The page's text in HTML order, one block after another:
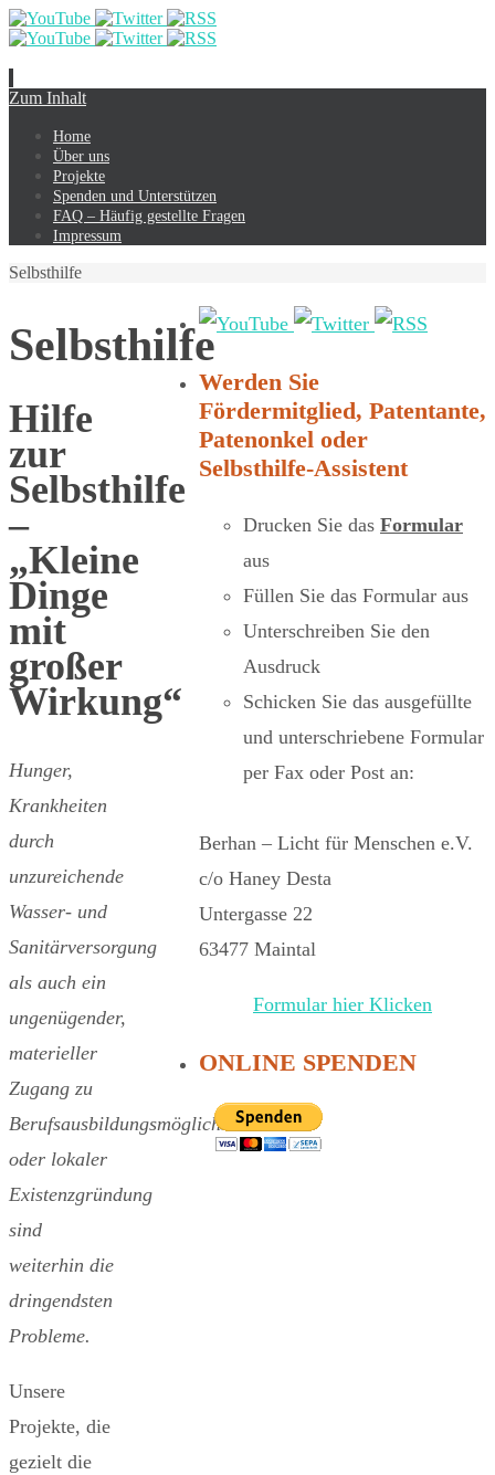
Zum Inhalt
Home
Über uns
Projekte
Spenden und Unterstützen
FAQ – Häufig gestellte Fragen
Impressum
Selbsthilfe
Selbsthilfe
Hilfe
zur
Selbsthilfe
–
„Kleine
Dinge
mit
großer
Wirkung“
Hunger,
Krankheiten
durch
unzureichende
Wasser- und
Sanitärversorgung
als auch ein
ungenügender,
materieller
Zugang zu
Berufsausbildungsmöglichkeiten
oder lokaler
Existenzgründung
sind
weiterhin die
dringendsten
Probleme.
Unsere
Projekte, die
gezielt die
Werden Sie
Fördermitglied, Patentante,
Patenonkel oder
Selbsthilfe-Assistent
Drucken Sie das Formular
aus
Füllen Sie das Formular aus
Unterschreiben Sie den
Ausdruck
Schicken Sie das ausgefüllte
und unterschriebene Formular
per Fax oder Post an:
Berhan – Licht für Menschen e.V.
c/o Haney Desta
Untergasse 22
63477 Maintal
Formular hier Klicken
ONLINE SPENDEN